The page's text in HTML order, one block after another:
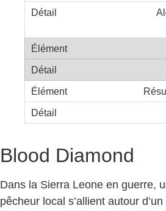
Blood Diamond
Dans la Sierra Leone en guerre,
pêcheur local s’allient autour